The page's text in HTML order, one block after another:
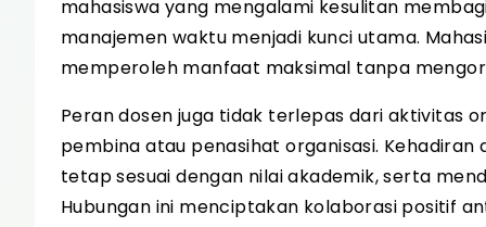
mahasiswa yang mengalami kesulitan
manajemen waktu menjadi kunci utama.
memperoleh manfaat maksimal tanpa
Peran dosen juga tidak terlepas dari aktivitas
pembina atau penasihat organisasi.
tetap sesuai dengan nilai akademik, serta
Hubungan ini menciptakan kolaborasi positif